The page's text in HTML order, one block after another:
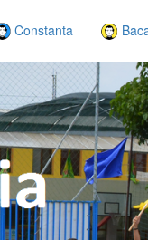
Constanta